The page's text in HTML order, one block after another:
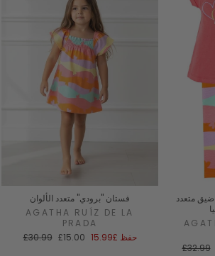
فستان "برودي" متعدد الألوان
AGATHA RUÍZ DE LA
PRADA
السعر
£30.99 سعر
£15.00 حفظ £15.99
متعدد
السعر
£32.99